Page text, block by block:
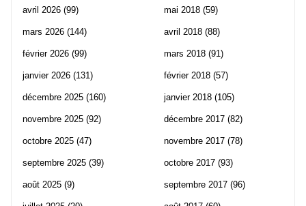
avril 2026 (99)
mars 2026 (144)
février 2026 (99)
janvier 2026 (131)
décembre 2025 (160)
novembre 2025 (92)
octobre 2025 (47)
septembre 2025 (39)
août 2025 (9)
mai 2018 (59)
avril 2018 (88)
mars 2018 (91)
février 2018 (57)
janvier 2018 (105)
décembre 2017 (82)
novembre 2017 (78)
octobre 2017 (93)
septembre 2017 (96)